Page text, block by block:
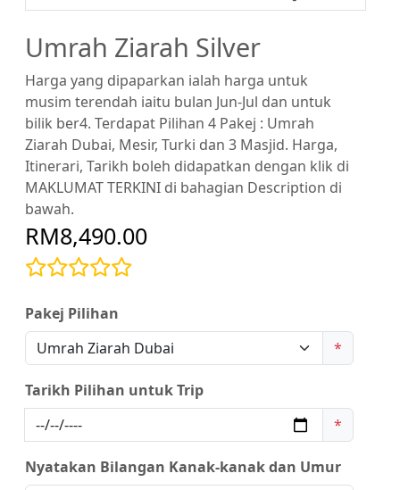
Umrah Ziarah Silver
Harga yang dipaparkan ialah harga untuk
musim terendah iaitu bulan Jun-Jul dan untuk
bilik ber4. Terdapat Pilihan 4 Pakej : Umrah
Ziarah Dubai, Mesir, Turki dan 3 Masjid. Harga,
Itinerari, Tarikh boleh didapatkan dengan klik di
MAKLUMAT TERKINI di bahagian Description di
bawah.
RM8,490.00
Pakej Pilihan
*
Tarikh Pilihan untuk Trip
*
Nyatakan Bilangan Kanak-kanak dan Umur